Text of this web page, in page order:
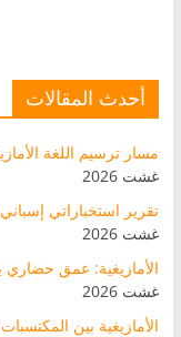
أحدث المقالات
مسار ترسيم اللغة
غشت 2026
تقرير استخباراتي
غشت 2026
الأمازيغية: عمق حضاري
غشت 2026
الأمازيغية بين